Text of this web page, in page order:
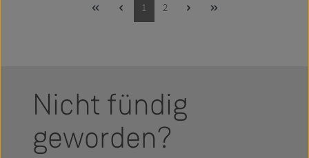
Seite
1 Seite
2
Nicht fündig
geworden?